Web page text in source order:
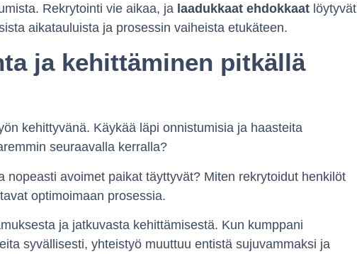
Rekrytointi vie aikaa, ja laadukkaat ehdokkaat löytyvät
aikatauluista ja prosessin vaiheista etukäteen.
ja kehittäminen pitkällä
kehittyvänä. Käykää läpi onnistumisia ja haasteita
seuraavalla kerralla?
nopeasti avoimet paikat täyttyvät? Miten rekrytoidut henkilöt
optimoimaan prosessia.
ja jatkuvasta kehittämisestä. Kun kumppani
syvällisesti, yhteistyö muuttuu entistä sujuvammaksi ja